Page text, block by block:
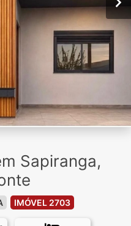
Sapiranga,
IMÓVEL 2703